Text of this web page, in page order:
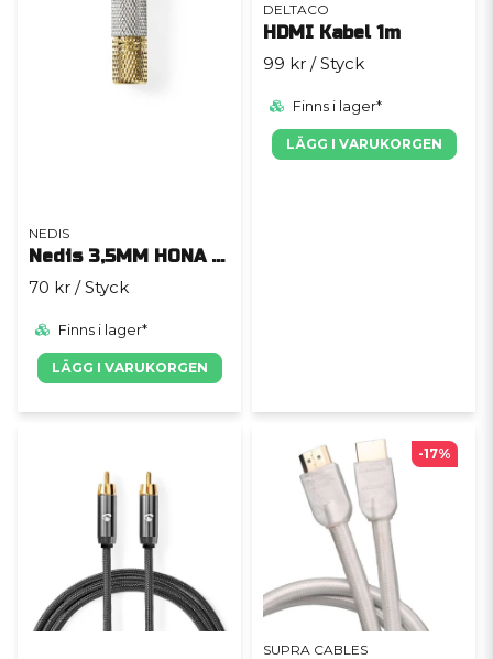
NEDIS
Nedis 3,5MM HONA HONA
70 kr / Styck
Finns i lager*
LÄGG I VARUKORGEN
DELTACO
HDMI Kabel 1m
99 kr / Styck
Finns i lager*
LÄGG I VARUKORGEN
SUPRA CABLES
-17%